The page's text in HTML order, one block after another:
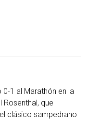
0-1 al Marathón en la
Rosenthal, que
clásico sampedrano